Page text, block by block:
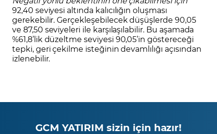
92,40 seviyesi altında kalıcılığın oluşması
gerekebilir. Gerçekleşebilecek düşüşlerde 90,05
ve 87,50 seviyeleri ile karşılaşılabilir. Bu aşamada
%61,8’lik düzeltme seviyesi 90,05’in göstereceği
tepki, geri çekilme isteğinin devamlılığı açısından
izlenebilir.
GCM YATIRIM sizin için hazır!